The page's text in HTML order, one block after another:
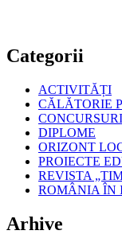
Categorii
ACTIVITĂȚI
CĂLĂTORIE
DIPLOME
ORIZONT
PROIECTE
REVISTA
ROMÂNIA ÎN
Arhive